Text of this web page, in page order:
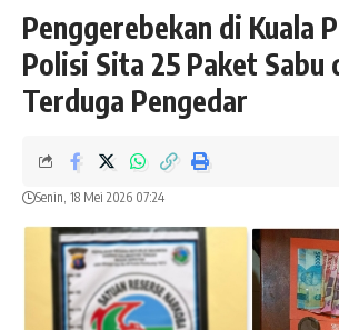
Penggerebekan di Kuala
Polisi Sita 25 Paket Sabu
Terduga Pengedar
Senin, 18 Mei 2026 07:24